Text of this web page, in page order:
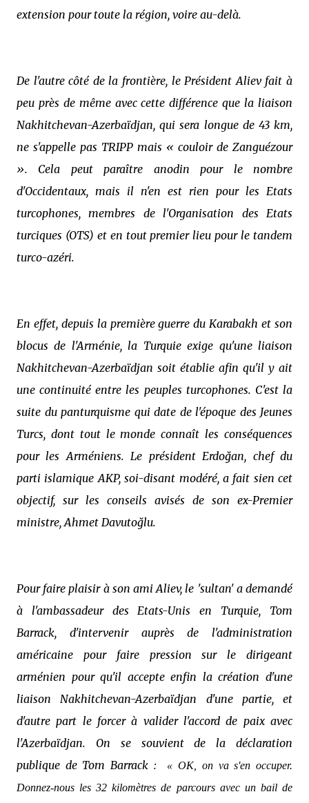
extension pour toute la région, voire au-delà.
De l'autre côté de la frontière, le Président Aliev fait à
peu près de même avec cette différence que la liaison
Nakhitchevan-Azerbaïdjan, qui sera longue de 43 km,
ne s'appelle pas TRIPP mais « couloir de Zanguézour
». Cela peut paraître anodin pour le nombre
d'Occidentaux, mais il n'en est rien pour les Etats
turcophones, membres de l'Organisation des Etats
turciques (OTS) et en tout premier lieu pour le tandem
turco-azéri.
En effet, depuis la première guerre du Karabakh et son
blocus de l'Arménie, la Turquie exige qu'une liaison
Nakhitchevan-Azerbaïdjan soit établie afin qu'il y ait
une continuité entre les peuples turcophones. C'est la
suite du panturquisme qui date de l'époque des Jeunes
Turcs, dont tout le monde connaît les conséquences
pour les Arméniens. Le président Erdoğan, chef du
parti islamique AKP, soi-disant modéré, a fait sien cet
objectif, sur les conseils avisés de son ex-Premier
ministre, Ahmet Davutoğlu.
Pour faire plaisir à son ami Aliev, le 'sultan' a demandé
à l'ambassadeur des Etats-Unis en Turquie, Tom
Barrack, d'intervenir auprès de l'administration
américaine pour faire pression sur le dirigeant
arménien pour qu'il accepte enfin la création d'une
liaison Nakhitchevan-Azerbaïdjan d'une partie, et
d'autre part le forcer à valider l'accord de paix avec
l'Azerbaïdjan. On se souvient de la déclaration
publique de Tom Barrack :
« OK, on ​​va s'en occuper.
Donnez-nous les 32 kilomètres de parcours avec un bail de